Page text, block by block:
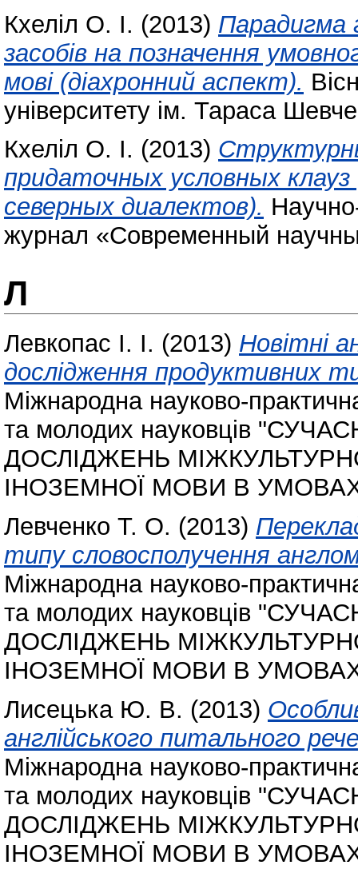
Кхеліл О. І. (2013) Парадигма
засобів на позначення
мові (діахронний аспект).
університету ім. Тараса
Кхеліл О. І. (2013)
придаточных условных
северных диалектов).
журнал «Современный
Л
Левкопас І. І. (2013) Новітні
дослідження продуктивних
Міжнародна науково-
та молодих науковців
ДОСЛІДЖЕНЬ
ІНОЗЕМНОЇ МОВИ В
Левченко Т. О. (2013)
типу словосполучення
Міжнародна науково-
та молодих науковців
ДОСЛІДЖЕНЬ
ІНОЗЕМНОЇ МОВИ В
Лисецька Ю. В. (2013)
англійського питального
Міжнародна науково-
та молодих науковців
ДОСЛІДЖЕНЬ
ІНОЗЕМНОЇ МОВИ В